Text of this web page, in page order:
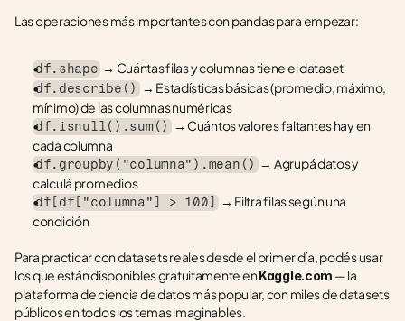
Las operaciones más importantes con pandas para empezar:
df.shape → Cuántas filas y columnas tiene el dataset
df.describe() → Estadísticas básicas (promedio, máximo,
mínimo) de las columnas numéricas
df.isnull().sum() → Cuántos valores faltantes hay en
cada columna
df.groupby("columna").mean() → Agrupá datos y
calculá promedios
df[df["columna"] > 100]
→ Filtrá filas según una
condición
Para practicar con datasets reales desde el primer día, podés usar
los que están disponibles gratuitamente en Kaggle.com — la
plataforma de ciencia de datos más popular, con miles de datasets
públicos en todos los temas imaginables.